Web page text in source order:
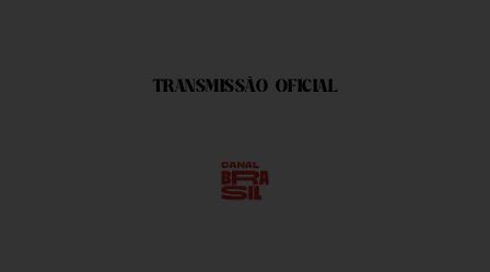
TRANSMISSÃO OFICIAL